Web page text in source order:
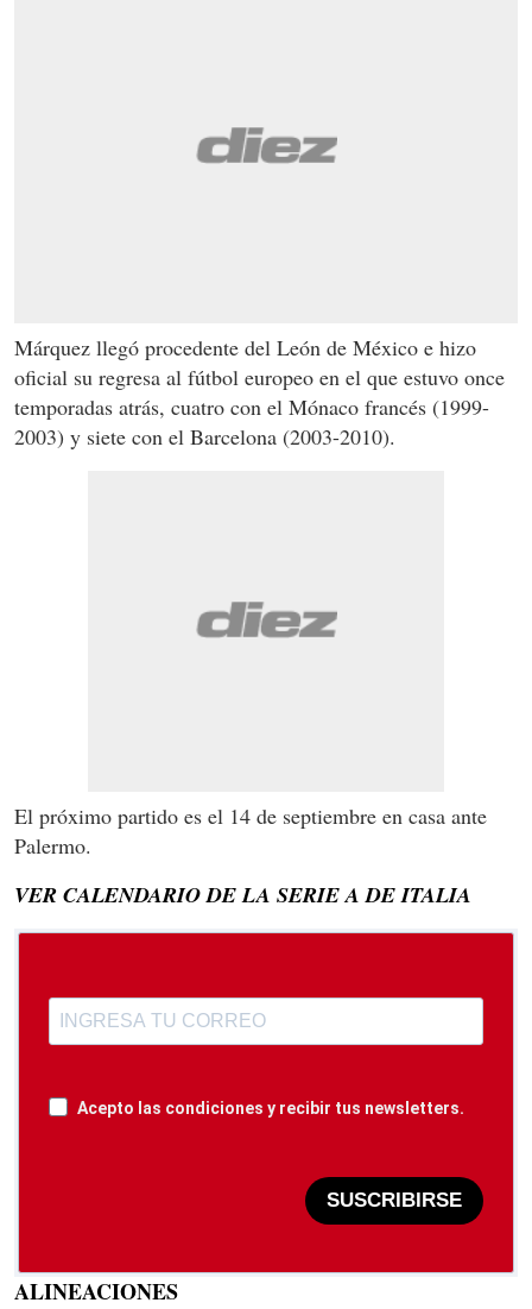
Márquez llegó procedente del León de México e hizo
oficial su regresa al fútbol europeo en el que estuvo once
temporadas atrás, cuatro con el Mónaco francés (1999-
2003) y siete con el Barcelona (2003-2010).
El próximo partido es el 14 de septiembre en casa ante
Palermo.
VER CALENDARIO DE LA SERIE A DE ITALIA
Acepto las condiciones y recibir tus newsletters.
SUSCRIBIRSE
ALINEACIONES